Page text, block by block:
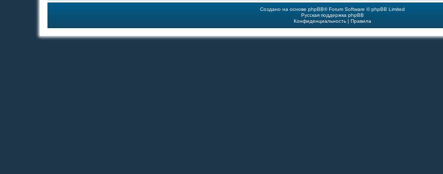
Создано на основе phpBB® Forum Software © phpBB Limited
Русская поддержка phpBB
Конфиденциальность| Правила